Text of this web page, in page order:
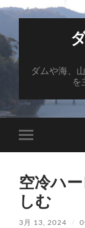
ダムや海、
を
モ
バ
ル
メ
ニ
ュ
ー
を
空冷ハ
しむ
3月 13, 2024 /